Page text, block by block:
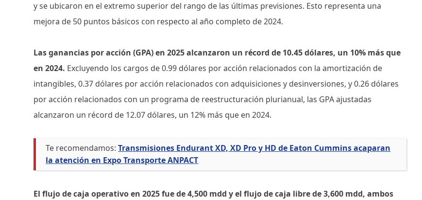
y se ubicaron en el extremo superior del rango de las últimas previsiones. Esto representa una
mejora de 50 puntos básicos con respecto al año completo de 2024.
Las ganancias por acción (GPA) en 2025 alcanzaron un récord de 10.45 dólares, un 10% más que
en 2024. Excluyendo los cargos de 0.99 dólares por acción relacionados con la amortización de
intangibles, 0.37 dólares por acción relacionados con adquisiciones y desinversiones, y 0.26 dólares
por acción relacionados con un programa de reestructuración plurianual, las GPA ajustadas
alcanzaron un récord de 12.07 dólares, un 12% más que en 2024.
Te recomendamos: Transmisiones Endurant XD, XD Pro y HD de Eaton Cummins acaparan
la atención en Expo Transporte ANPACT
El flujo de caja operativo en 2025 fue de 4,500 mdd y el flujo de caja libre de 3,600 mdd, ambos